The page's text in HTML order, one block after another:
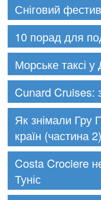
Сніговий
10 порад для
Морське таксі
Cunard Cruises:
Як знімали Гру
країн (частина 2)
Costa Crociere
Туніс